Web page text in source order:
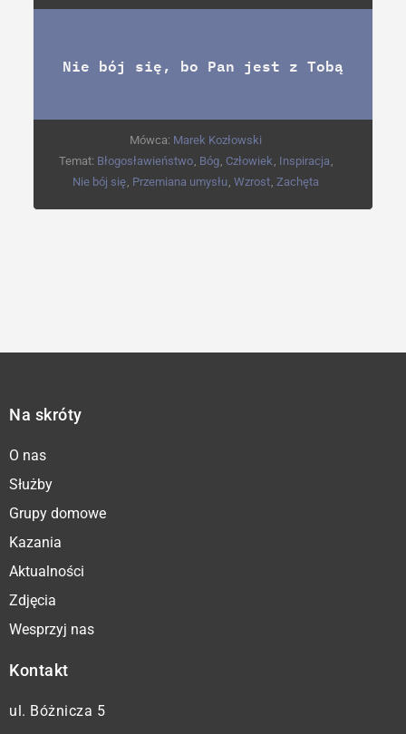
Nie bój się, bo Pan jest z Tobą
Mówca: Marek Kozłowski
Temat: Błogosławieństwo, Bóg, Człowiek , Inspiracja,
Nie bój się, Przemiana umysłu,Wzrost,Zachęta
Na skróty
O nas
Służby
Grupy domowe
Kazania
Aktualności
Zdjęcia
Wesprzyj nas
Kontakt
ul. Bóżnicza 5